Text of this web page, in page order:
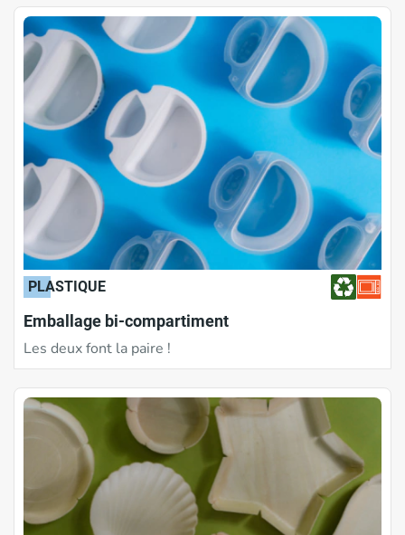
PLASTIQUE
Emballage bi-compartiment
Les deux font la paire !